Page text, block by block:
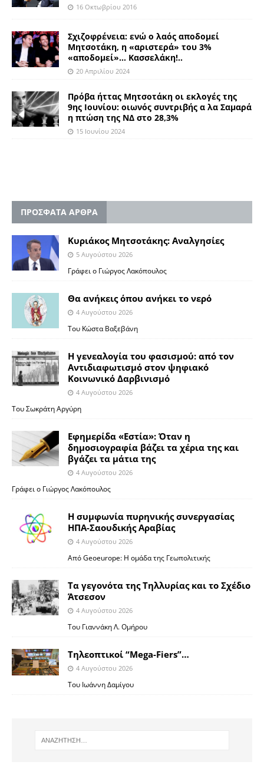
16 Οκτωβρίου 2016
Σχιζοφρένεια: ενώ ο λαός αποδομεί
Μητσοτάκη, η «αριστερά» του 3%
«αποδομεί»… Κασσελάκη!..
20 Απριλίου 2024
Πρόβα ήττας Μητσοτάκη οι εκλογές της
9ης Ιουνίου: οιωνός συντριβής α λα Σαμαρά
η πτώση της ΝΔ στο 28,3%
15 Ιουνίου 2024
ΠΡΟΣΦΑΤΑ ΑΡΘΡΑ
Κυριάκος Μητσοτάκης: Αναλγησίες
5 Αυγούστου 2026
Γράφει ο Γιώργος Λακόπουλος
Θα ανήκεις όπου ανήκει το νερό
4 Αυγούστου 2026
Του Κώστα Βαξεβάνη
Η γενεαλογία του φασισμού: από τον
Αντιδιαφωτισμό στον ψηφιακό
Κοινωνικό Δαρβινισμό
4 Αυγούστου 2026
Του Σωκράτη Αργύρη
Εφημερίδα «Εστία»: Όταν η
δημοσιογραφία βάζει τα χέρια της και
βγάζει τα μάτια της
4 Αυγούστου 2026
Γράφει ο Γιώργος Λακόπουλος
Η συμφωνία πυρηνικής συνεργασίας
ΗΠΑ-Σαουδικής Αραβίας
4 Αυγούστου 2026
Από Geoeurope: H ομάδα της Γεωπολιτικής
Τα γεγονότα της Τηλλυρίας και το Σχέδιο
Άτσεσον
4 Αυγούστου 2026
Toυ Γιαννάκη Λ. Ομήρου
Tηλεοπτικοί “Mega-Fiers”…
4 Αυγούστου 2026
Toυ Ιωάννη Δαμίγου